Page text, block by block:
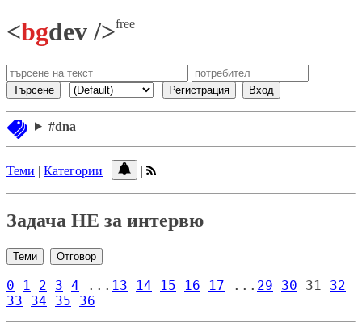
<bgdev />free
Търсене | | Регистрация Вход
#dna
Теми | Категории | |
Задача НЕ за интервю
Теми Отговор
0 1 2 3 4 ... 13 14 15 16 17 ... 29 30 31
32
33
34 35 36